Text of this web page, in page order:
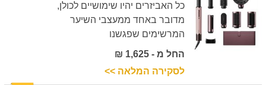
כל האביזרים יהיו שימושיים לכולן,
מדובר באחד ממעצבי השיער
המרשימים שפגשנו
החל מ - 1,625 ₪
לסקירה המלאה >>